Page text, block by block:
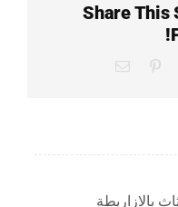
Share This
Pinterest
Email